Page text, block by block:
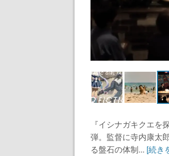
『イシナガキクエ
弾。監督に寺内康太
る盤石の体制... [続き